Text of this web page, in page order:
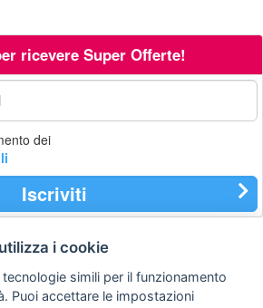
ricevere Super Offerte!
dei
Iscriviti
Privacy
policy
legale
i cookie
simili per il funzionamento
Puoi accettare le impostazioni